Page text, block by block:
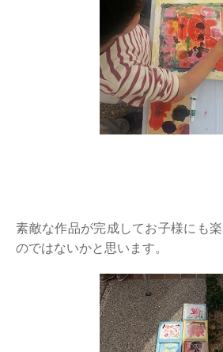
素敵な作品が完成してお子様にも
のではないかと思います。